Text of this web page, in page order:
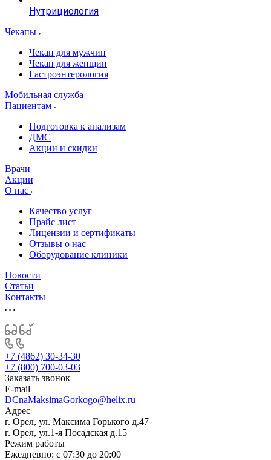
Нутрициология
Чекапы
Чекап для мужчин
Чекап для женщин
Гастроэнтерология
Мобильная служба
Пациентам
Подготовка к анализам
­ДМС
­Акции и скидки
Врачи
Акции
О нас
Качество услуг
Прайс лист
Лицензии и сертификаты
Отзывы о нас
Оборудование клиники
Новости
Статьи
Контакты
+7 (4862) 30-34-30
+7 (800) 700-03-03
Заказать звонок
E-mail
DCnaMaksimaGorkogo@helix.ru
Адрес
г. Орел, ул. Максима Горького д.47
г. Орел, ул.1-я Посадская д.15
Режим работы
Ежедневно: с 07:30 до 20:00